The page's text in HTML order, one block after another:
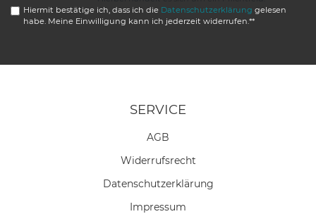
Hiermit bestätige ich, dass ich die Daten­schutz­erklärung gelesen
habe. Meine Einwilligung kann ich jederzeit widerrufen.**
SERVICE
AGB
Widerrufs­recht
Daten­schutz­erklärung
Impressum